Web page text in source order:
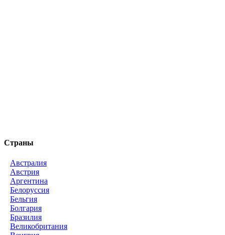
Страны
Австралия
Австрия
Аргентина
Белоруссия
Бельгия
Болгария
Бразилия
Великобритания